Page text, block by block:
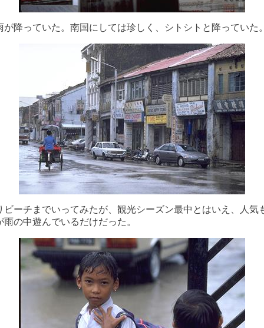
降っていた。南国にしては珍しく、シトシトと降っていた。
ビーチまでいってみたが、観光シーズン最中とはいえ、人気
雨の中遊んでいるだけだった。